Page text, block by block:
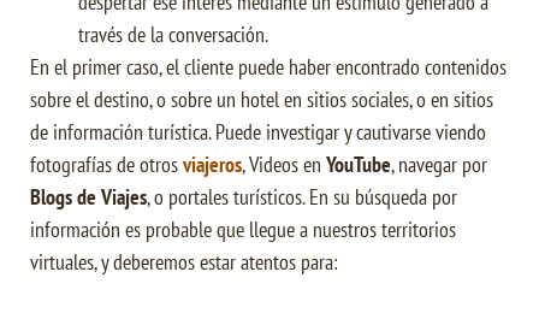
través de la conversación.
En el primer caso, el cliente puede haber encontrado contenidos
sobre el destino, o sobre un hotel en sitios sociales, o en sitios
de información turística. Puede investigar y cautivarse viendo
fotografías de otrosviajeros, Videos en YouTube, navegar por
Blogs de Viajes, o portales turísticos. En su búsqueda por
información es probable que llegue a nuestros territorios
virtuales, y deberemos estar atentos para: